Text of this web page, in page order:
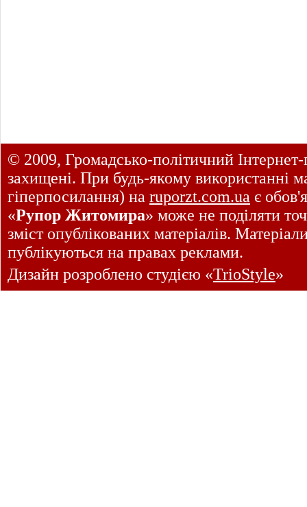
© 2009, Громадсько-політичний
захищені. При будь-якому використанні
гіперпосилання) на ruporzt.com.ua є
«Рупор Житомира» може не поділяти
зміст опублікованих матеріалів.
публікуються на правах реклами.
Дизайн розроблено студією «TrioStyle»